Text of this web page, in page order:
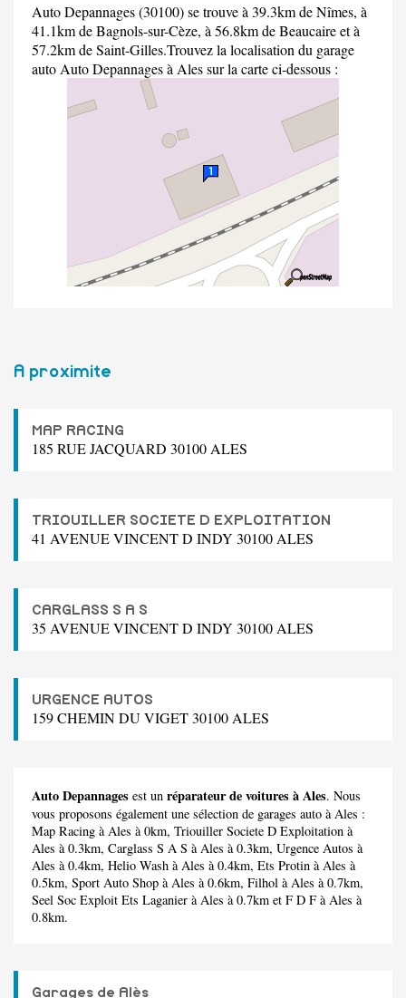
Auto Depannages (30100) se trouve à 39.3km de Nîmes, à
41.1km de Bagnols-sur-Cèze, à 56.8km de Beaucaire et à
57.2km de Saint-Gilles.Trouvez la localisation du garage
auto Auto Depannages à Ales sur la carte ci-dessous :
A proximite
MAP RACING
185 RUE JACQUARD 30100 ALES
TRIOUILLER SOCIETE D EXPLOITATION
41 AVENUE VINCENT D INDY 30100 ALES
CARGLASS S A S
35 AVENUE VINCENT D INDY 30100 ALES
URGENCE AUTOS
159 CHEMIN DU VIGET 30100 ALES
Auto Depannages est un réparateur de voitures à Ales. Nous
vous proposons également une sélection de garages auto à Ales :
Map Racing à Ales à 0km, Triouiller Societe D Exploitation à
Ales à 0.3km, Carglass S A S à Ales à 0.3km, Urgence Autos à
Ales à 0.4km, Helio Wash à Ales à 0.4km, Ets Protin à Ales à
0.5km, Sport Auto Shop à Ales à 0.6km, Filhol à Ales à 0.7km,
Seel Soc Exploit Ets Laganier à Ales à 0.7km et F D F à Ales à
0.8km.
Garages de Alès